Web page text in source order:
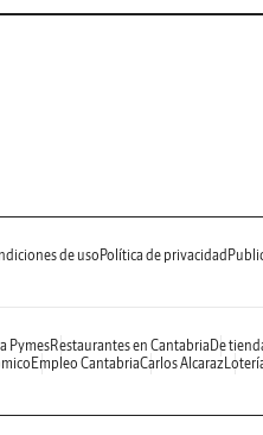
de usoPolítica de privacidad
PymesRestaurantes en Cantabria De
Empleo CantabriaCarlos Alcaraz